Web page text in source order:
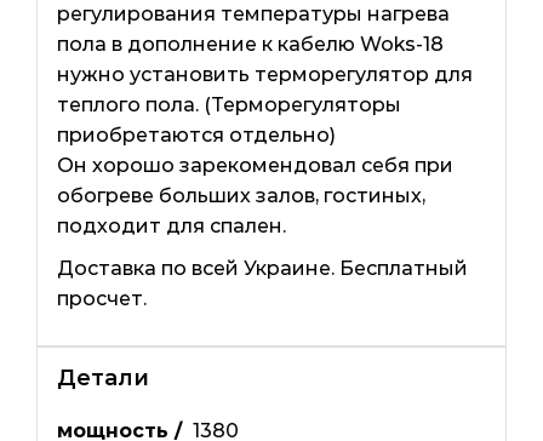
регулирования температуры нагрева
пола в дополнение к кабелю Woks-18
нужно установить терморегулятор для
теплого пола. (Терморегуляторы
приобретаются отдельно)
Он хорошо зарекомендовал себя при
обогреве больших залов, гостиных,
подходит для спален.
Доставка по всей Украине. Бесплатный
просчет.
Детали
мощность / 1380